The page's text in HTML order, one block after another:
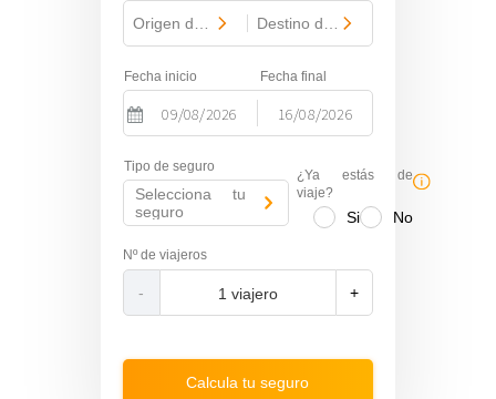
Origen del viaje Destino del viaje
Fecha inicio Fecha final
a
v
i
g
a
e
v
a
t
e
Nº de viajeros
- +
Tipo de seguro
Selecciona tu
seguro
¿Ya estás de
viaje?
Si No
Calcula tu seguro